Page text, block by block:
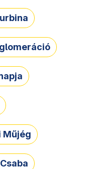
Műjég